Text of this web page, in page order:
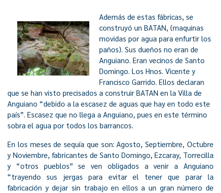
Además de estas fábricas, se
construyó un BATAN, (maquinas
movidas por agua para enfurtir los
paños). Sus dueños no eran de
Anguiano. Eran vecinos de Santo
Domingo. Los Hnos. Vicente y
Francisco Garrido. Ellos declaran
que se han visto precisados a construir BATAN en la Villa de
Anguiano “debido a la escasez de aguas que hay en todo este
país”. Escasez que no llega a Anguiano, pues en este término
sobra el agua por todos los barrancos.
En los meses de sequía que son: Agosto, Septiembre, Octubre
y Noviembre, fabricantes de Santo Domingo, Ezcaray, Torrecilla
y “otros pueblos” se ven obligados a venir a Anguiano
“trayendo sus jergas para evitar el tener que parar la
fabricación y dejar sin trabajo en ellos a un gran número de